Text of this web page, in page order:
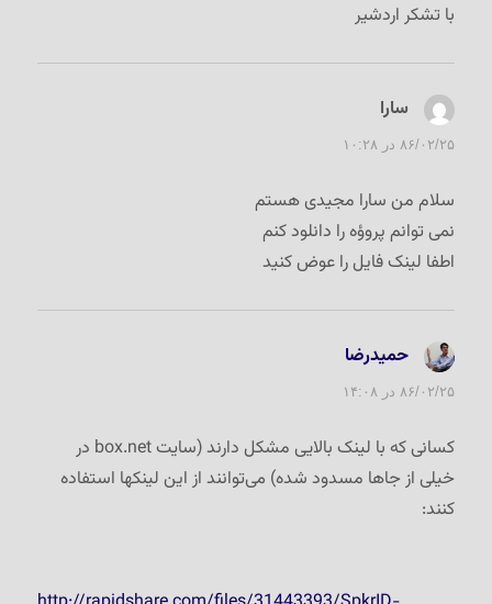
با تشکر اردشیر
سارا
۸۶/۰۲/۲۵ در ۱۰:۲۸
سلام من سارا مجیدی هستم
نمی توانم پروؤه را دانلود کنم
اطفا لینک فایل را عوض کنید
حمیدرضا
۸۶/۰۲/۲۵ در ۱۴:۰۸
کسانی که با لینک بالایی مشکل دارند (سایت box.net در
خیلی از جاها مسدود شده) می‌توانند از این لینکها استفاده
کنند: